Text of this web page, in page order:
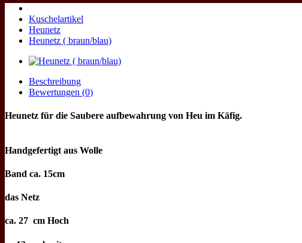
Kuschelartikel
Heunetz
Heunetz ( braun/blau)
Beschreibung
Bewertungen (0)
Heunetz für die Saubere aufbewahrung von Heu im Käfig.
Handgefertigt aus Wolle
Band ca. 15cm
das Netz
ca. 27 cm Hoch